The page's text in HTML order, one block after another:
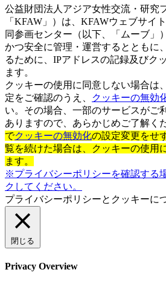
公益財団法人アジア女性交流・研究
「KFAW」）は、KFAWウェブサイ
同参画センター（以下、「ムーブ」
かつ安全に管理・運営するとともに
るために、IPアドレスの記録及びク
ます。
クッキーの使用に同意しない場合は
定をご確認のうえ、
クッキーの無効
い。その場合、一部のサービスがご
ありますので、あらかじめご了解く
でクッキーの無効化の設定変更をせ
覧を続けた場合は、クッキーの使用
ます。
※プライバシーポリシーを確認する
クしてください。
プライバシーポリシーとクッキーに
閉じる
Privacy Overview